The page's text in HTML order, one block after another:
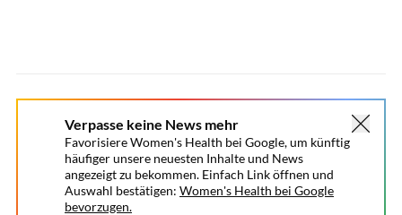
Verpasse keine News mehr
Favorisiere Women's Health bei Google, um künftig
häufiger unsere neuesten Inhalte und News
angezeigt zu bekommen. Einfach Link öffnen und
Auswahl bestätigen: Women's Health bei Google
bevorzugen.